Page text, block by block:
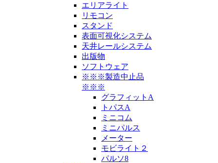
エリアライト
リモコン
スタンド
表面可視化システム
天井レールシステム
出版物
ソフトウェア
※※※製造中止品
※※※
グラフィットA
トパスA
ミニコム
ミニパルス
メーター
モビライト２
パルソ8